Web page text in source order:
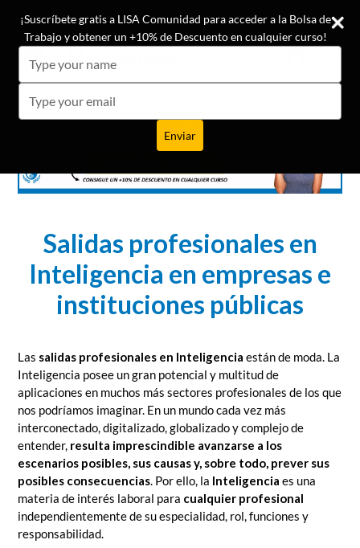
directamente
contenido
¡Conoce las opiniones de nuestros +19.500 alumnos!
Carrito
Carrito
Salidas profesionales en
Inteligencia en empresas e
instituciones públicas
Las salidas profesionales en Inteligencia están de moda. La
Inteligencia posee un gran potencial y multitud de
aplicaciones en muchos más sectores profesionales de los que
nos podríamos imaginar. En un mundo cada vez más
interconectado, digitalizado, globalizado y complejo de
entender, resulta imprescindible avanzarse a los
escenarios posibles, sus causas y, sobre todo, prever sus
posibles consecuencias. Por ello, la Inteligencia es una
materia de interés laboral para cualquier profesional
independientemente de su especialidad, rol, funciones y
responsabilidad.
¡Suscríbete gratis a LISA Comunidad para acceder a la Bolsa de
Trabajo y obtener un +10% de Descuento en cualquier curso!
your
name
your
email
Enviar